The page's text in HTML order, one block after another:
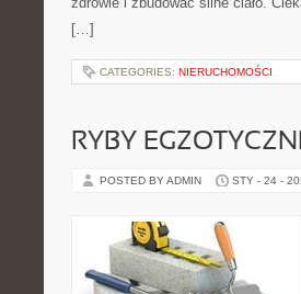
[…]
CATEGORIES: NIERUCHOMOŚCI
RYBY
POSTED BY ADMIN STY - 24 -